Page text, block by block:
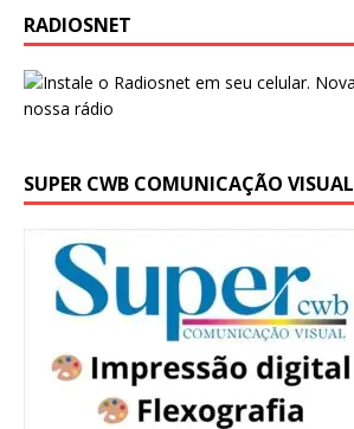
RADIOSNET
SUPER CWB COMUNICAÇÃO VISUAL